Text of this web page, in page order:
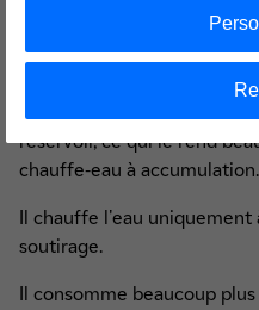
Le chauffe-eau
Le chauffe-eau électrique
réservoir, ce qui le rend
chauffe-eau à accumulation.
Il chauffe l'eau
soutirage.
Il consomme beaucoup plus